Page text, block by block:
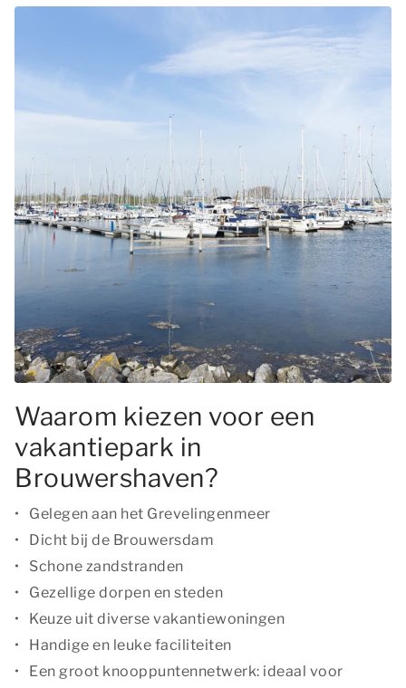
Waarom kiezen voor een
vakantiepark in
Brouwershaven?
Gelegen aan het Grevelingenmeer
Dicht bij de Brouwersdam
Schone zandstranden
Gezellige dorpen en steden
Keuze uit diverse vakantiewoningen
Handige en leuke faciliteiten
Een groot knooppuntennetwerk: ideaal voor